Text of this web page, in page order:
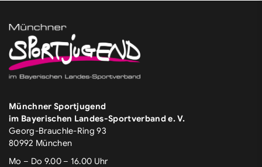
Münchner Sportjugend
im Bayerischen Landes-Sportverband e. V.
Georg-Brauchle-Ring 93
80992 München
Mo – Do 9.00 – 16.00 Uhr